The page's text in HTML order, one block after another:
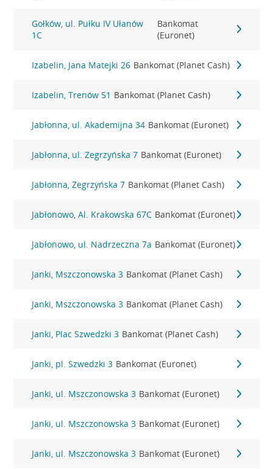
Gołków, ul. Pułku IV Ułanów
1C
Bankomat
(Euronet)
Izabelin, Jana Matejki 26 Bankomat (Planet Cash)
Izabelin, Trenów 51 Bankomat (Planet Cash)
Jabłonna, ul. Akademijna 34 Bankomat (Euronet)
Jabłonna, ul. Zegrzyńska 7 Bankomat (Euronet)
Jabłonna, Zegrzyńska 7 Bankomat (Planet Cash)
Jabłonowo, Al. Krakowska 67C Bankomat (Euronet)
Jabłonowo, ul. Nadrzeczna 7a Bankomat (Euronet)
Janki, Mszczonowska 3 Bankomat (Planet Cash)
Janki, Mszczonowska 3 Bankomat (Planet Cash)
Janki, Plac Szwedzki 3 Bankomat (Planet Cash)
Janki, pl. Szwedzki 3 Bankomat (Euronet)
Janki, ul. Mszczonowska 3 Bankomat (Euronet)
Janki, ul. Mszczonowska 3 Bankomat (Euronet)
Janki, ul. Mszczonowska 3 Bankomat (Euronet)